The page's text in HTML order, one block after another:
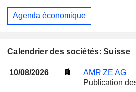
Agenda économique
Calendrier des sociétés: Suisse
10/08/2026
AMRIZE AG
Publication